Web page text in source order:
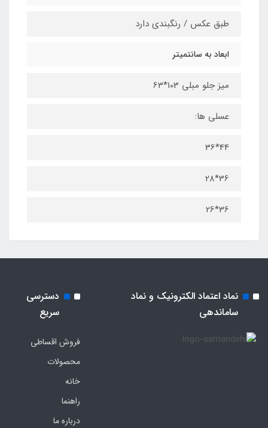
طبق عکس / رنگبندی دارد
ابعاد به سانتمیتر
میز جلو مبلی 103*63
عسلی ها:
44*36
36*28
36*26
نماد اعتماد الکترونیک و نماد
ساماندهی
دسترسی
سریع
فروش اقساطی
محصولات
خانه
راهنما
درباره ما